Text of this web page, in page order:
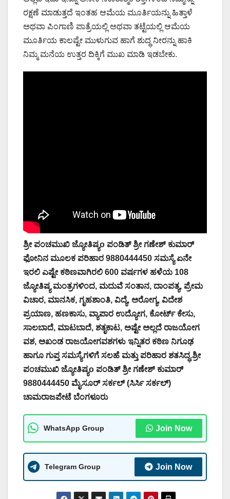
ರಕ್ಷಣೆ ಮಾಡುತ್ತದೆ ಇಂತಹ ಆಮೆಯ ಮೂರ್ತಿಯನ್ನು ಹಿತ್ತಾಳೆ
ಅಥವಾ ಪಿಂಗಾಣಿ ಪಾತ್ರೆಯಲ್ಲಿ ಅಥವಾ ತಟ್ಟೆಯಲ್ಲಿ ಆಮೆಯ
ಮೂರ್ತಿಯ ಕಾಲಷ್ಟೇ ಮುಳುಗುವ ಹಾಗೆ ಶುದ್ಧ ನೀರನ್ನು ಹಾಕಿ
ನಿಮ್ಮ ಮನೆಯ ಉತ್ತರ ದಿಕ್ಕಿಗೆ ಮುಖ ಮಾಡಿ ಇಡಬೇಕು.
ಶ್ರೀ ಪಂಚಮುಖಿ ಜ್ಯೋತಿಷ್ಯo ಪಂಡಿತ್ ಶ್ರೀ ಗಣೇಶ್ ಕುಮಾರ್
ಫೋನಿನ ಮೂಲಕ ಪರಿಹಾರ 9880444450 ಸಮಸ್ಯೆ ಏನೇ
ಇರಲಿ ಎಷ್ಟೇ ಕಠಿಣವಾಗಿರಲಿ 600 ವರ್ಷಗಳ ಹಳೆಯ 108
ಜ್ಯೋತಿಷ್ಯ ಮಂತ್ರಗಳಿಂದ, ಮದುವೆ ಸಂತಾನ, ದಾಂಪತ್ಯ, ಪ್ರೇಮ
ವಿಚಾರ, ಮಾನಸಿಕ, ಗೃಹಶಾಂತಿ, ವಿದ್ಯೆ, ಅರೋಗ್ಯ, ವಿದೇಶ
ಪ್ರಯಾಣ, ಹಣಕಾಸು, ವ್ಯಾಪಾರ ಉದ್ಯೋಗ, ಕೋರ್ಟ್ ಕೇಸು,
ಸಾಲಬಾದೆ, ಮಾಟಬಾದೆ, ಶತೃಕಾಟ, ಅಷ್ಟೇ ಅಲ್ಲದೆ ರಾಜಯೋಗ
ವಶ, ಅಖಂಡ ರಾಜಯೋಗವಶಗಳು ಇನ್ನಿತರ ಕಠಿಣ ನಿಗೂಢ
ಹಾಗೂ ಗುಪ್ತ ಸಮಸ್ಯೆಗಳಿಗೆ ಸಲಹೆ ಮತ್ತು ಪರಿಹಾರ ಶತಸಿದ್ಧ.ಶ್ರೀ
ಪಂಚಮುಖಿ ಜ್ಯೋತಿಷ್ಯo ಪಂಡಿತ್ ಶ್ರೀ ಗಣೇಶ್ ಕುಮಾರ್
9880444450 ಮೈಸೂರ್ ಸರ್ಕಲ್ (ಸಿರ್ಸಿ ಸರ್ಕಲ್)
ಚಾಮರಾಜಪೇಟೆ ಬೆಂಗಳೂರು
WhatsApp Group Join Now
Telegram Group Join Now